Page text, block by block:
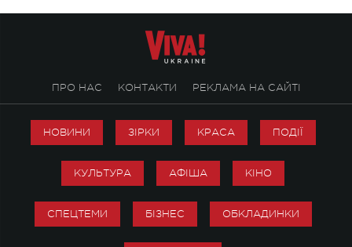
ПРО НАС КОНТАКТИ РЕКЛАМА НА САЙТІ
НОВИНИ ЗІРКИ КРАСА ПОДІЇ
КУЛЬТУРА АФІША КІНО
СПЕЦТЕМИ БІЗНЕС ОБКЛАДИНКИ